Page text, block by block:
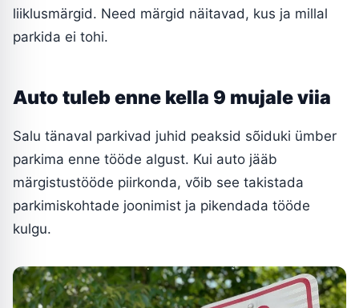
liiklusmärgid. Need märgid näitavad, kus ja millal
parkida ei tohi.
Auto tuleb enne kella 9 mujale viia
Salu tänaval parkivad juhid peaksid sõiduki ümber
parkima enne tööde algust. Kui auto jääb
märgistustööde piirkonda, võib see takistada
parkimiskohtade joonimist ja pikendada tööde
kulgu.